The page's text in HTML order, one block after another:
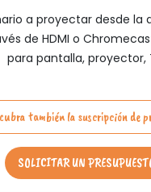
a proyectar desde la
de HDMI o
para pantalla, proyector,
también la suscripción de
SOLICITAR UN